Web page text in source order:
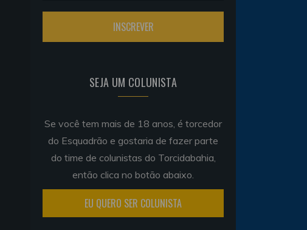
SEJA UM COLUNISTA
Se você tem mais de 18 anos, é torcedor
do Esquadrão e gostaria de fazer parte
do time de colunistas do Torcidabahia,
então clica no botão abaixo.
EU QUERO SER COLUNISTA